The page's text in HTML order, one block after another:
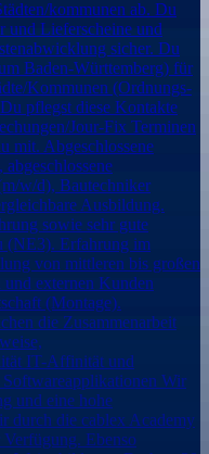
kommunen ab. Du
und Lieferscheine und
sicher. Du
Baden-Württemberg) für
Kommunen (Ordnungs-
pflegst diese Kontakte
Jour-Fix Terminen
mit. Abgeschlossene
w/d), Bautechniker
Ausbildung.
sowie sehr gute
(NE3). Erfahrung im
von mittleren bis großen
externen Kunden
(Montage).
die Zusammenarbeit
IT-Affinität und
Wir
und eine hohe
durch die cablex Academy
Ebenso